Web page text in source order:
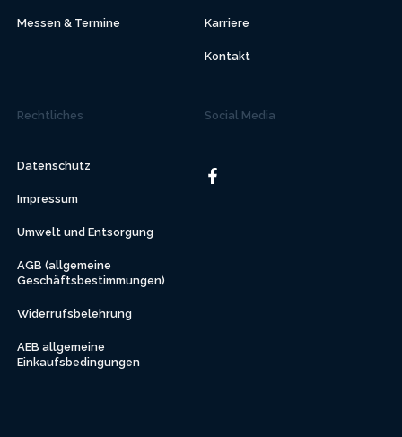
Messen & Termine Karriere
Kontakt
Rechtliches
Datenschutz
Impressum
Umwelt und Entsorgung
AGB (allgemeine
Geschäftsbestimmungen)
Widerrufsbelehrung
AEB allgemeine
Einkaufsbedingungen
Social Media